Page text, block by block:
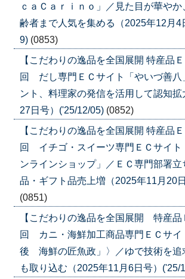
ｃａＣａｒｉｎｏ」／見た目が華や
齢者まで人気を集める（2025年12月4
9) (0853)
【こだわりの逸品を全国展開 特産品
回 だし専門ＥＣサイト「やいづ善八
ント、料理家の発信を活用して認知拡
27日号）('25/12/05) (0852)
【こだわりの逸品を全国展開 特産品
回 イチゴ・スイーツ専門ＥＣサイト
ンラインショップ」／ＥＣ専門部署
品・ギフト品売上増（2025年11月20
(0851)
【こだわりの逸品を全国展開 特産品
回 カニ・海鮮加工商品専門ＥＣサイ
後 海鮮の匠魚政」〉／ゆで技術を追
も取り込む（2025年11月6日号）('25/